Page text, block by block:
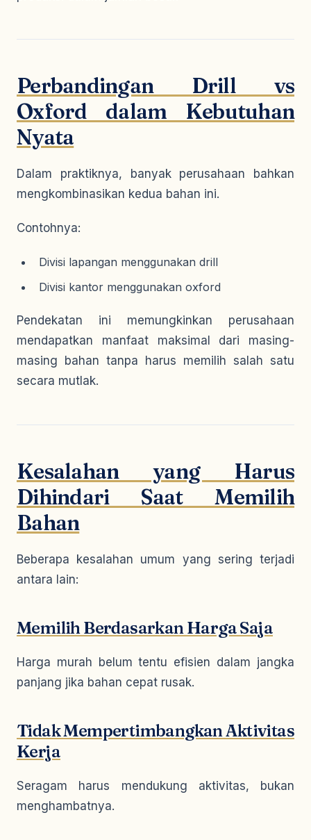
Perbandingan Drill vs
Oxford dalam Kebutuhan
Nyata
Dalam praktiknya, banyak perusahaan bahkan
mengkombinasikan kedua bahan ini.
Contohnya:
Divisi lapangan menggunakan drill
Divisi kantor menggunakan oxford
Pendekatan ini memungkinkan perusahaan
mendapatkan manfaat maksimal dari masing-
masing bahan tanpa harus memilih salah satu
secara mutlak.
Kesalahan yang Harus
Dihindari Saat Memilih
Bahan
Beberapa kesalahan umum yang sering terjadi
antara lain:
Memilih Berdasarkan Harga Saja
Harga murah belum tentu efisien dalam jangka
panjang jika bahan cepat rusak.
Tidak Mempertimbangkan Aktivitas
Kerja
Seragam harus mendukung aktivitas, bukan
menghambatnya.